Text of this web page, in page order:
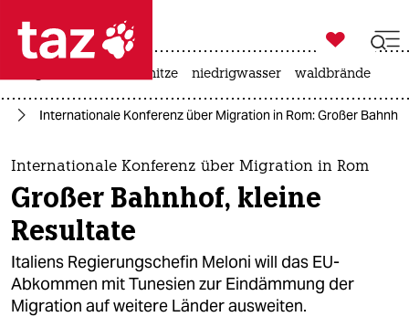
 taz zahl ich
taz zahl ich
themen
politik
öko
gesellschaft

taz zahl ich
hitze niedrigwasser waldbrände
Internationale Konferenz über Migration in Rom: Großer
Internationale Konferenz über Migration in Rom
Großer Bahnhof, kleine
Resultate
Italiens Regierungschefin Meloni will das EU-
Abkommen mit Tunesien zur Eindämmung der
Migration auf weitere Länder ausweiten.